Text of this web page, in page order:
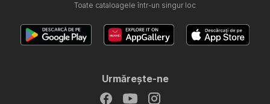
Toate cataloagele într-un singur loc
Urmăreşte-ne